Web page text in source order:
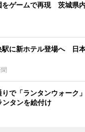
をゲームで再現 茨城県
駅に新ホテル登場へ 日
りで「ランタンウォー
タンを絵付け